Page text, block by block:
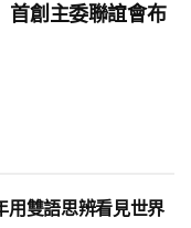
創主委聯誼會布
雙語思辨看見世界